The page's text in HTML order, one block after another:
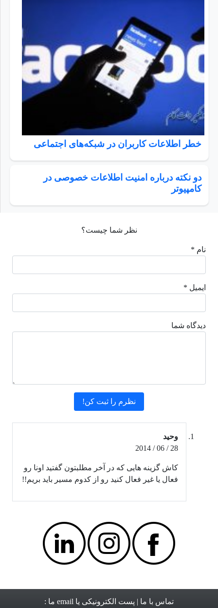
خطر اطلاعات کاربران در شبکه‌های اجتماعی
دو نکته درباره امنیت اطلاعات خصوصی در
کامپیوتر
نظر شما چیست؟
نام *
ایمیل *
دیدگاه شما
وحید
28 / 06 / 2014
کاش گزینه هایی که در آخر مطلبتون گفتید اونا رو
فعال یا غیر فعال کنید رو از کدوم مسیر باید بریم!!
تماس با ما | پست الکترونیکی یا email ما :